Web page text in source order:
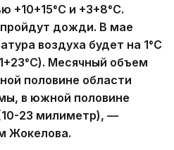
+10+15°С и +3+8°С.
дожди. В мае
воздуха будет на 1°С
Месячный объем
половине области
в южной половине
23 милиметр), —
Жокелова.